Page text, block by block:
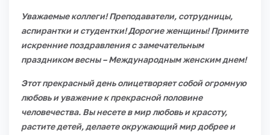
Уважаемые коллеги! Преподаватели, сотрудницы,
аспирантки и студентки! Дорогие женщины! Примите
искренние поздравления с замечательным
праздником весны – Международным женским днем!
Этот прекрасный день олицетворяет собой огромную
любовь и уважение к прекрасной половине
человечества. Вы несете в мир любовь и красоту,
растите детей, делаете окружающий мир добрее и